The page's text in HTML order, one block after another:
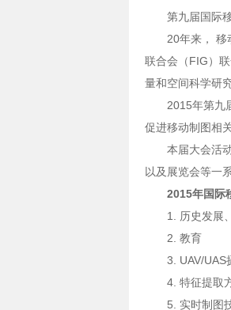
第九届国际
20年来， 移
联合会（FIG）
量和空间科学研
2015年第九
促进移动制图相
本届大会活
以及展览会等一
2015年国际
1. 历史发展
2. 教育
3. UAV/UAS
4. 特征提取
5. 实时制图